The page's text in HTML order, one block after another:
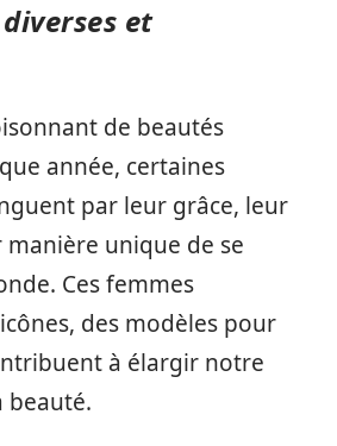
et
de beautés
année, certaines
par leur grâce, leur
unique de se
Ces femmes
des modèles pour
à élargir notre
beauté.